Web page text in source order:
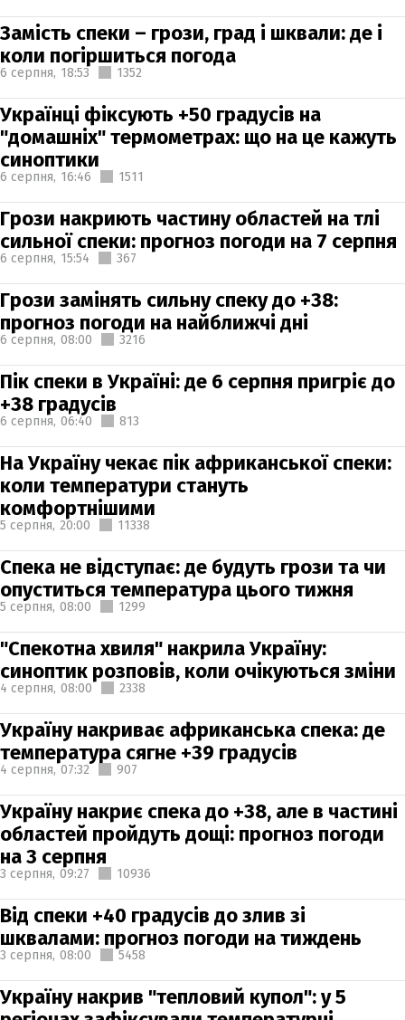
Замість спеки – грози, град і шквали: де і
коли погіршиться погода
6 серпня, 18:53 1352
Українці фіксують +50 градусів на
"домашніх" термометрах: що на це кажуть
синоптики
6 серпня, 16:46 1511
Грози накриють частину областей на тлі
сильної спеки: прогноз погоди на 7 серпня
6 серпня, 15:54 367
Грози замінять сильну спеку до +38:
прогноз погоди на найближчі дні
6 серпня, 08:00 3216
Пік спеки в Україні: де 6 серпня пригріє до
+38 градусів
6 серпня, 06:40 813
На Україну чекає пік африканської спеки:
коли температури стануть
комфортнішими
5 серпня, 20:00 11338
Спека не відступає: де будуть грози та чи
опуститься температура цього тижня
5 серпня, 08:00 1299
"Спекотна хвиля" накрила Україну:
синоптик розповів, коли очікуються зміни
4 серпня, 08:00 2338
Україну накриває африканська спека: де
температура сягне +39 градусів
4 серпня, 07:32 907
Україну накриє спека до +38, але в частині
областей пройдуть дощі: прогноз погоди
на 3 серпня
3 серпня, 09:27 10936
Від спеки +40 градусів до злив зі
шквалами: прогноз погоди на тиждень
3 серпня, 08:00 5458
Україну накрив "тепловий купол": у 5